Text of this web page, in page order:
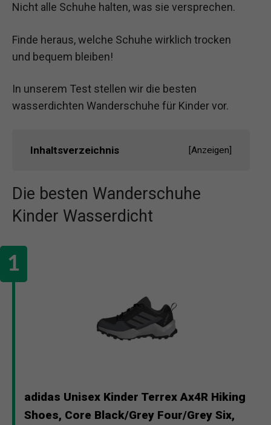
Nicht alle Schuhe halten, was sie versprechen.
Finde heraus, welche Schuhe wirklich trocken
und bequem bleiben!
In unserem Test stellen wir die besten
wasserdichten Wanderschuhe für Kinder vor.
Inhaltsverzeichnis [Anzeigen]
Die besten Wanderschuhe
Kinder Wasserdicht
adidas Unisex Kinder Terrex Ax4R Hiking
Shoes, Core Black/Grey Four/Grey Six,